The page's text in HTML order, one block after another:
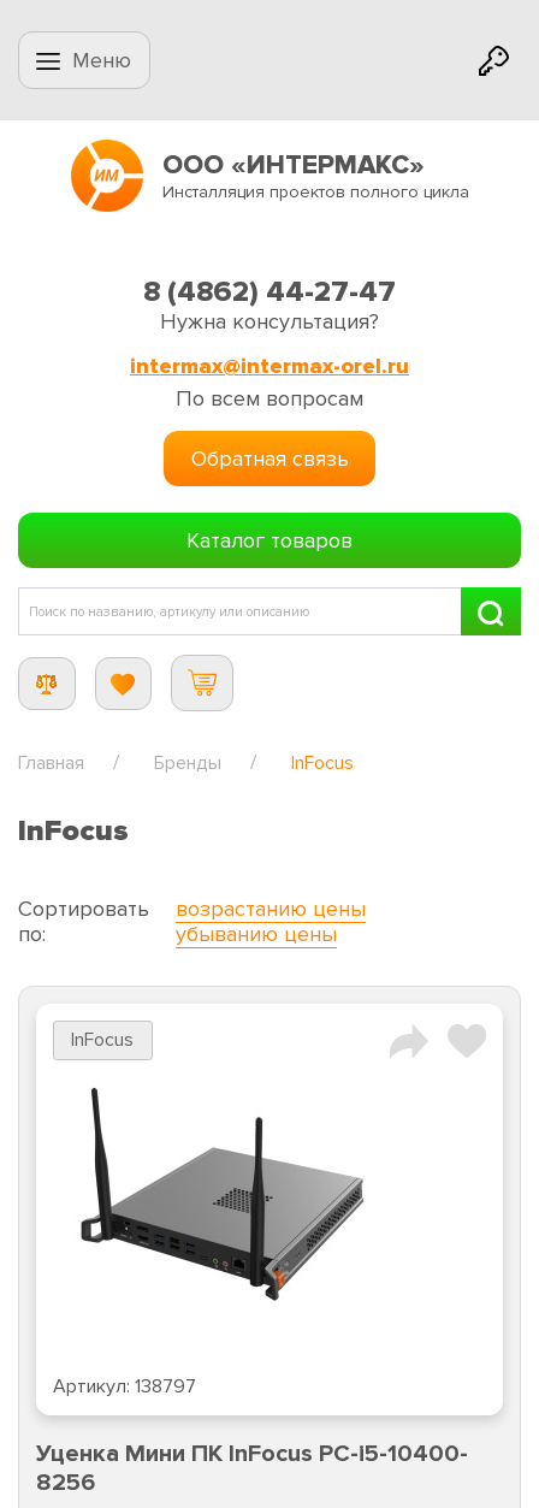
Меню
ООО «ИНТЕРМАКС»
Инсталляция проектов полного цикла
8 (4862) 44-27-47
Нужна консультация?
intermax@intermax-orel.ru
По всем вопросам
Обратная связь
Каталог товаров
Главная Бренды InFocus
InFocus
Сортировать
по:
возрастанию цены
убыванию цены
InFocus
Артикул: 138797
Уценка Мини ПК InFocus PC-i5-10400-
8256